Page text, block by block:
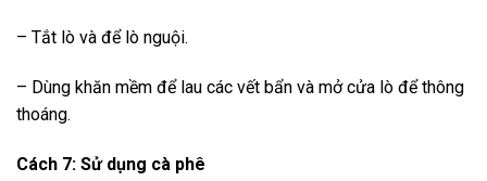
– Tắt lò và để lò nguội.
– Dùng khăn mềm để lau các vết bẩn và mở cửa lò để thông
thoáng.
Cách 7: Sử dụng cà phê